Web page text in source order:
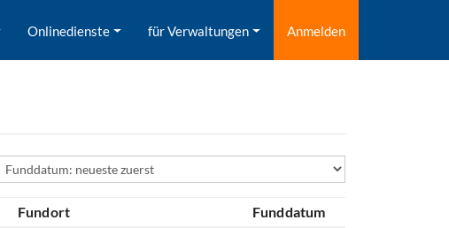
Onlinedienste für Verwaltungen Anmelden
Sortierfeld
Fundort Funddatum